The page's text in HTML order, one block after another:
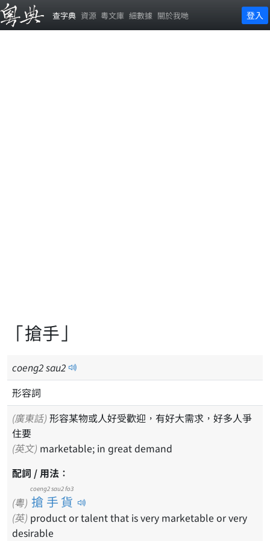
查字典 資源 粵文庫 細數據 關於我哋 登入
「搶手」
coeng2sau2
形容詞
(廣東話)
住要
(英文) marketable; in great demand
配詞 / 用法：
(粵) 搶手貨
coeng2 sau2 fo3
(英) product or talent that is very marketable or very
desirable